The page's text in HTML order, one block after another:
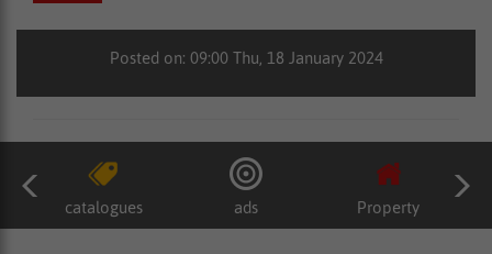
Posted on: 09:00 Thu, 18 January 2024
catalogues ads Property